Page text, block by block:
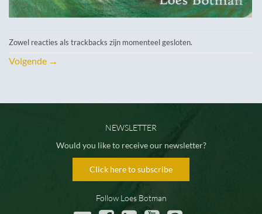
Zowel reacties als trackbacks zijn momenteel gesloten.
Volgende →
NEWSLETTER
Would you like to receive our newsletter?
Click here to subscribe
Follow Loes Botman